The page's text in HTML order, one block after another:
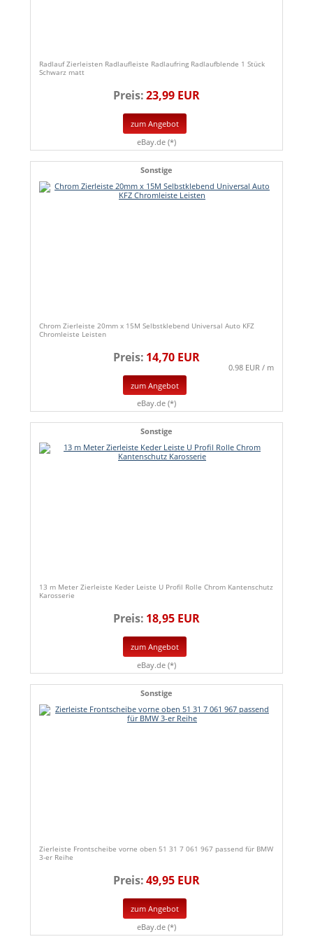
Radlauf Zierleisten Radlaufleiste Radlaufring Radlaufblende 1 Stück
Schwarz matt
Preis:23,99 EUR
zum Angebot
eBay.de (*)
Sonstige
Chrom Zierleiste 20mm x 15M Selbstklebend Universal Auto KFZ
Chromleiste Leisten
Preis: 14,70 EUR
0.98 EUR / m
zum Angebot
eBay.de (*)
Sonstige
13 m Meter Zierleiste Keder Leiste U Profil Rolle Chrom Kantenschutz
Karosserie
Preis: 18,95 EUR
zum Angebot
eBay.de (*)
Sonstige
Zierleiste Frontscheibe vorne oben 51 31 7 061 967 passend für BMW
3-er Reihe
Preis:49,95 EUR
zum Angebot
eBay.de (*)